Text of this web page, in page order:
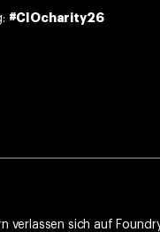
#CIOcharity26
verlassen sich auf